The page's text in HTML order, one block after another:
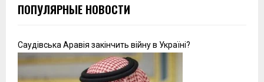
ПОПУЛЯРНЫЕ НОВОСТИ
Саудівська Аравія закінчить війну в Україні?